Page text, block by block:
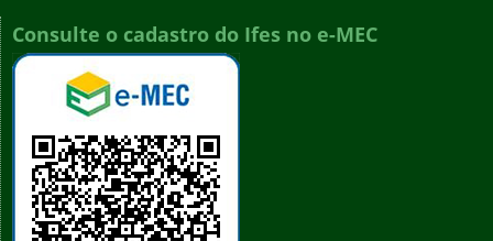
Consulte o cadastro do Ifes no e-MEC